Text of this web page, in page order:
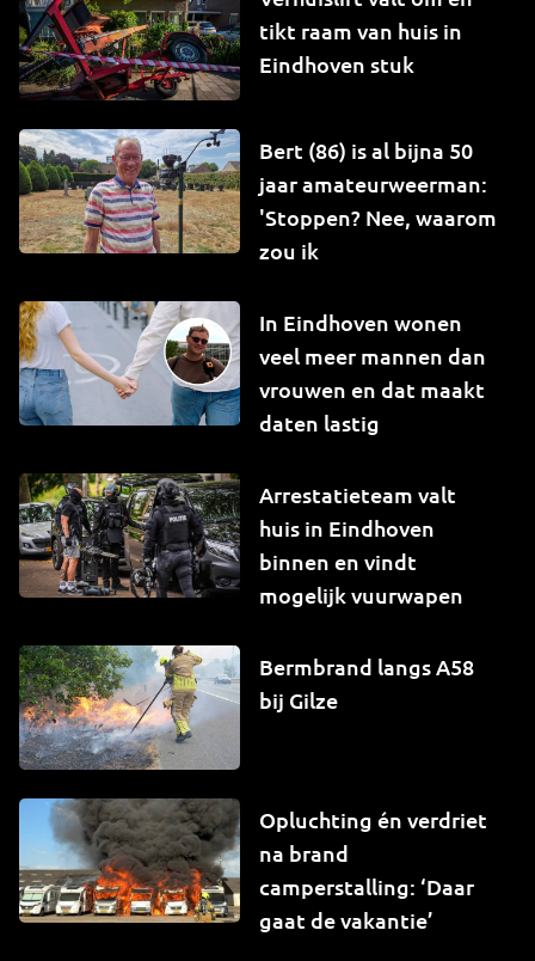
tikt raam van huis in
Eindhoven stuk
Bert (86) is al bijna 50
jaar amateurweerman:
'Stoppen? Nee, waarom
zou ik
In Eindhoven wonen
veel meer mannen dan
vrouwen en dat maakt
daten lastig
Arrestatieteam valt
huis in Eindhoven
binnen en vindt
mogelijk vuurwapen
Bermbrand langs A58
bij Gilze
Opluchting én verdriet
na brand
camperstalling: ‘Daar
gaat de vakantie’